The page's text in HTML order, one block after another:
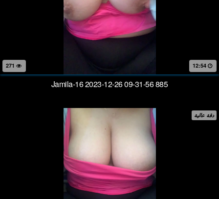
12:54
Jamila-16 2023-12-26 09-31-56 885
دقة عالية